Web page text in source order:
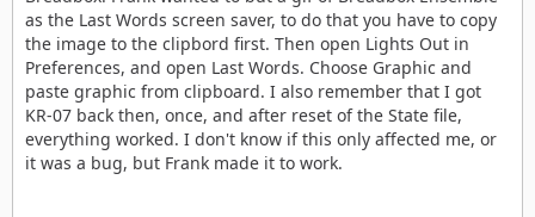
as the Last Words screen saver, to do that you have to copy
the image to the clipbord first. Then open Lights Out in
Preferences, and open Last Words. Choose Graphic and
paste graphic from clipboard. I also remember that I got
KR-07 back then, once, and after reset of the State file,
everything worked. I don't know if this only affected me, or
it was a bug, but Frank made it to work.